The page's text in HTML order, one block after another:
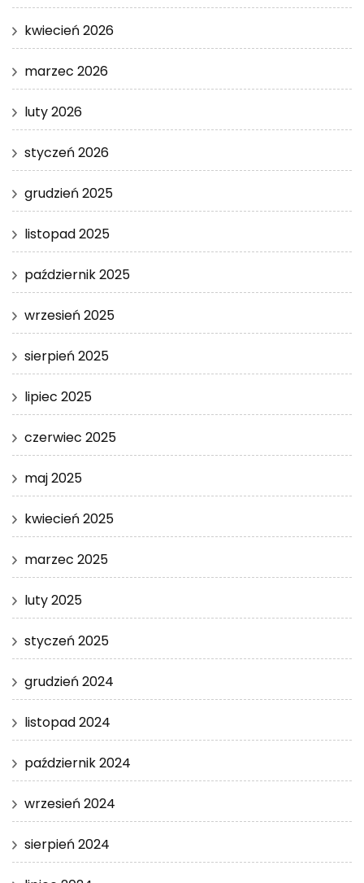
kwiecień 2026
marzec 2026
luty 2026
styczeń 2026
grudzień 2025
listopad 2025
październik 2025
wrzesień 2025
sierpień 2025
lipiec 2025
czerwiec 2025
maj 2025
kwiecień 2025
marzec 2025
luty 2025
styczeń 2025
grudzień 2024
listopad 2024
październik 2024
wrzesień 2024
sierpień 2024